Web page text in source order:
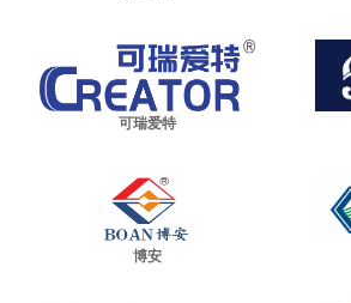
可瑞爱特
博安